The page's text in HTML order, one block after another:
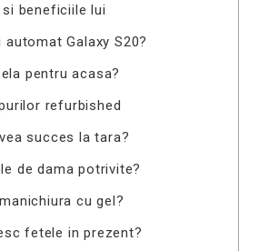
beneficiile lui
Galaxy S20?
pentru acasa?
refurbished
succes la tara?
de dama potrivite?
cu gel?
fetele in prezent?